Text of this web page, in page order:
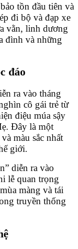
tồn đầu tiên và
đi bộ và đạp xe
vằn, linh dương
đình và những
đáo
ra vào tháng
cô gái trẻ từ
điệu múa sậy
Đây là một
màu sắc nhất
giới.
diễn ra vào
lễ quan trọng
màng và tái
truyền thống